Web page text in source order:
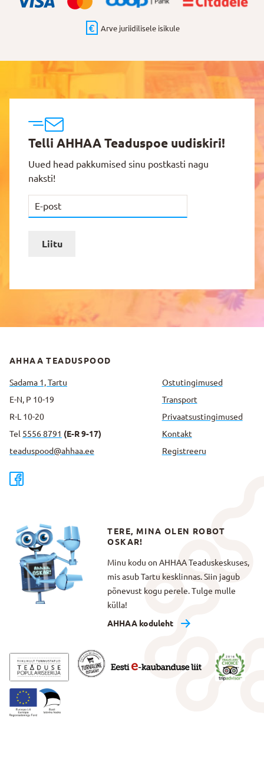
Arve juriidilisele isikule
Telli AHHAA Teaduspoe uudiskiri!
Uued head pakkumised sinu postkasti nagu
naksti!
Liitu
AHHAA TEADUSPOOD
Sadama 1, Tartu
E-N, P 10-19
R-L 10-20
Tel 5556 8791 (E-R 9-17)
teaduspood@ahhaa.ee
Ostutingimused
Transport
Privaatsus­tingimused
Kontakt
Registreeru
TERE, MINA OLEN ROBOT
OSKAR!
Minu kodu on AHHAA Teaduskeskuses,
mis asub Tartu kesklinnas. Siin jagub
põnevust kogu perele. Tulge mulle
külla!
AHHAA koduleht